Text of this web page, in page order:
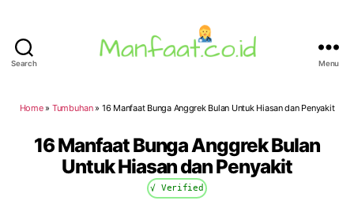
Search Menu
Home» Tumbuhan» 16 Manfaat Bunga Anggrek Bulan Untuk Hiasan dan Penyakit
16 Manfaat Bunga Anggrek Bulan
Untuk Hiasan dan Penyakit
√ Verified